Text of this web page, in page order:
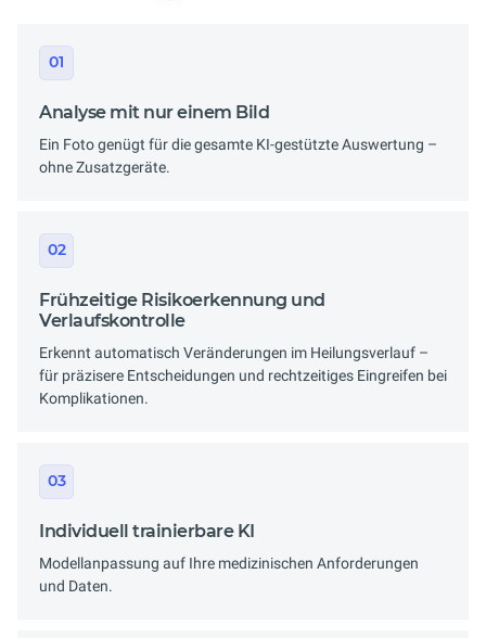
01
Analyse mit nur einem Bild
Ein Foto genügt für die gesamte KI-gestützte Auswertung –
ohne Zusatzgeräte.
02
Frühzeitige Risikoerkennung und
Verlaufskontrolle
Erkennt automatisch Veränderungen im Heilungsverlauf –
für präzisere Entscheidungen und rechtzeitiges Eingreifen bei
Komplikationen.
03
Individuell trainierbare KI
Modellanpassung auf Ihre medizinischen Anforderungen
und Daten.